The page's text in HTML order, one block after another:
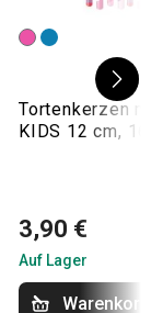
Tortenkerzen
KIDS 12 cm, 16
3,90 €
Auf Lager
Warenkorb